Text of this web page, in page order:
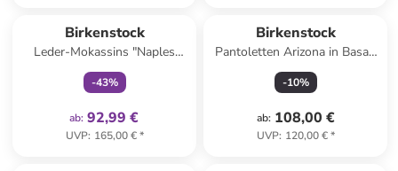
Birkenstock
Leder-Mokassins "Naples
Wrapped" in Rosa
-43%
ab: 92,99 €
UVP: 165,00 €*
Birkenstock
Pantoletten Arizona in Basalt
Gray
-10%
ab: 108,00 €
UVP: 120,00 €*